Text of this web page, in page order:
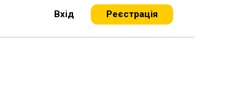
Вхід
Реєстрація